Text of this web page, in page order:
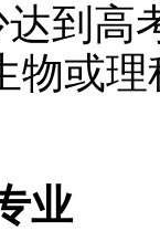
高考
物或
业